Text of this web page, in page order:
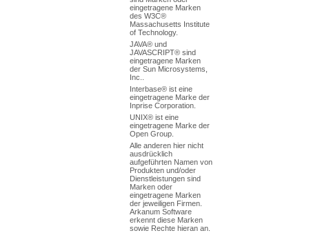
eingetragene Marken
des W3C®
Massachusetts Institute
of Technology.
JAVA® und
JAVASCRIPT® sind
eingetragene Marken
der Sun Microsystems,
Inc..
Interbase® ist eine
eingetragene Marke der
Inprise Corporation.
UNIX® ist eine
eingetragene Marke der
Open Group.
Alle anderen hier nicht
ausdrücklich
aufgeführten Namen von
Produkten und/oder
Dienstleistungen sind
Marken oder
eingetragene Marken
der jeweiligen Firmen.
Arkanum Software
erkennt diese Marken
sowie Rechte hieran an.